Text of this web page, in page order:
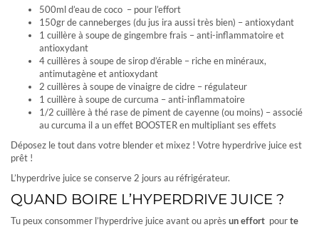
500ml d’eau de coco – pour l’effort
150gr de canneberges (du jus ira aussi très bien) – antioxydant
1 cuillère à soupe de gingembre frais – anti-inflammatoire et
antioxydant
4 cuillères à soupe de sirop d’érable – riche en minéraux,
antimutagène et antioxydant
2 cuillères à soupe de vinaigre de cidre – régulateur
1 cuillère à soupe de curcuma – anti-inflammatoire
1/2 cuillère à thé rase de piment de cayenne (ou moins) – associé
au curcuma il a un effet BOOSTER en multipliant ses effets
Déposez le tout dans votre blender et mixez ! Votre hyperdrive juice est
prêt !
L’hyperdrive juice se conserve 2 jours au réfrigérateur.
QUAND BOIRE L’HYPERDRIVE JUICE ?
Tu peux consommer l’hyperdrive juice avant ou après un effort pourte